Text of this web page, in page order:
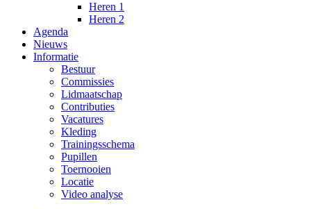
Heren 1
Heren 2
Agenda
Nieuws
Informatie
Bestuur
Commissies
Lidmaatschap
Contributies
Vacatures
Kleding
Trainingsschema
Pupillen
Toernooien
Locatie
Video analyse